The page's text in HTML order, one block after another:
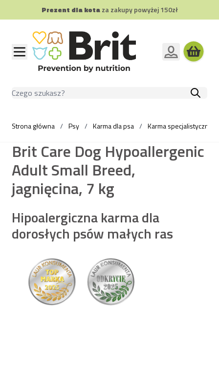
Prezent dla kotaza zakupy powyżej 150zł
Przejdź do treści
Szukaj
Strona główna / Psy / Karma dla psa / Karma specjalistyczna
Brit Care Dog Hypoallergenic
Adult Small Breed,
jagnięcina, 7 kg
Hipoalergiczna karma dla
dorosłych psów małych ras